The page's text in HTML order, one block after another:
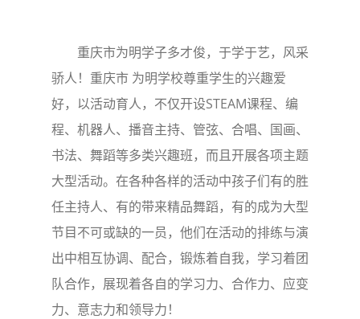
重庆市为明学子多才俊，于学于艺，风采
骄人！重庆市 为明学校尊重学生的兴趣爱
好，以活动育人，不仅开设STEAM课程、编
程、机器人、播音主持、管弦、合唱、国画、
书法、舞蹈等多类兴趣班，而且开展各项主题
大型活动。在各种各样的活动中孩子们有的胜
任主持人、有的带来精品舞蹈，有的成为大型
节目不可或缺的一员，他们在活动的排练与演
出中相互协调、配合，锻炼着自我，学习着团
队合作，展现着各自的学习力、合作力、应变
力、意志力和领导力！